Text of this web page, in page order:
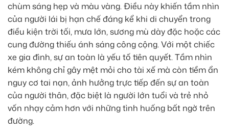
chùm sáng hẹp và màu vàng. Điều này khiến tầm nhìn
của người lái bị hạn chế đáng kể khi di chuyển trong
điều kiện trời tối, mưa lớn, sương mù dày đặc hoặc các
cung đường thiếu ánh sáng công cộng. Với một chiếc
xe gia đình, sự an toàn là yếu tố tiên quyết. Tầm nhìn
kém không chỉ gây mệt mỏi cho tài xế mà còn tiềm ẩn
nguy cơ tai nạn, ảnh hưởng trực tiếp đến sự an toàn
của người thân, đặc biệt là người lớn tuổi và trẻ nhỏ
vốn nhạy cảm hơn với những tình huống bất ngờ trên
đường.